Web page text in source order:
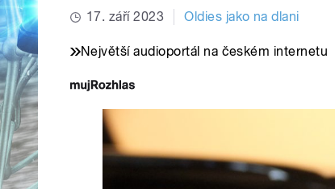
17. září 2023 Oldies jako na dlani
Největší audioportál na českém internetu